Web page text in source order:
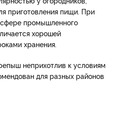
приготовления пищи. При
промышленного
хорошей
хранения.
неприхотлив к условиям
для разных районов